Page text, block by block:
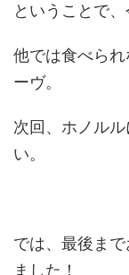
ということで、
他では食べら
ーヴ。
次回、ホノル
い。
では、最後ま
ました！